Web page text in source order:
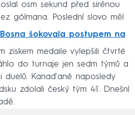
osm sekund před sirénou
gólmana. Poslední slovo měl
šokovala postupem na
ziskem medaile vylepšili čtvrté
do turnaje jen sedm týmů a
Kanaďané naposledy
zdolali český tým 4:1. Dnešní